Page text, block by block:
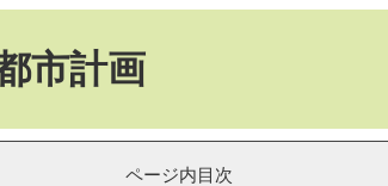
市計画
ページ内目次